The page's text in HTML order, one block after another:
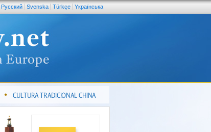
Pусский Svenska Türkçe Yкраїнська
CULTURA TRADICIONAL CHINA